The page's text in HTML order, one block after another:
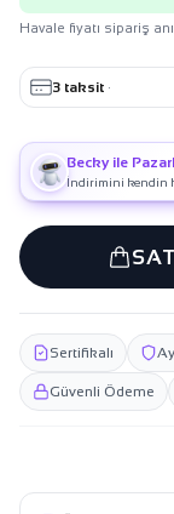
Havale fiyatı sipariş
3 taksit ·
Becky ile
İndirimini kendin
Sertifikalı
Güvenli Ödeme